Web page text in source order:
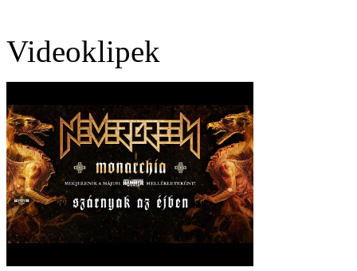
Videoklipek